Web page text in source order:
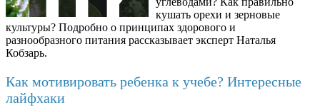
кушать орехи и зерновые
культуры? Подробно о принципах здорового и
разнообразного питания рассказывает эксперт Наталья
Кобзарь.
Как мотивировать ребенка к учебе? Интересные
лайфхаки